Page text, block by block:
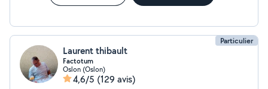
Particulier
Laurent thibault
Factotum
Oslon (Oslon)
4,6/5 (129 avis)